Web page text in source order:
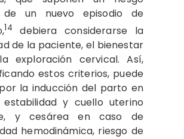
de un nuevo episodio de
14
debiera considerarse la
de la paciente, el bienestar
exploración cervical. Así,
estos criterios, puede
la inducción del parto en
y cuello uterino
y cesárea en caso de
hemodinámica, riesgo de